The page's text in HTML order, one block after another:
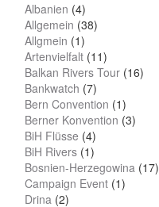
Albanien (4)
Allgemein (38)
Allgmein (1)
Artenvielfalt (11)
Balkan Rivers Tour (16)
Bankwatch (7)
Bern Convention (1)
Berner Konvention (3)
BiH Flüsse (4)
BiH Rivers (1)
Bosnien-Herzegowina (17)
Campaign Event (1)
Drina (2)